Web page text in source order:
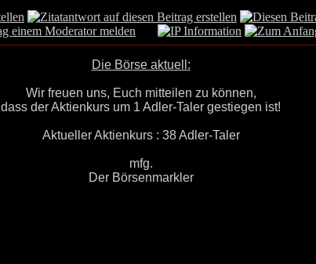
Die Börse aktuell:
Wir freuen uns, Euch mitteilen zu können,
dass der Aktienkurs um 1 Adler-Taler gestiegen ist!
Aktueller Aktienkurs : 38 Adler-Taler
mfg.
Der Börsenmarkler